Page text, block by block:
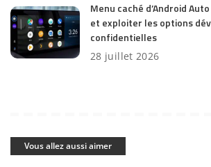
Menu caché d’Android
et exploiter les options
confidentielles
28 juillet 2026
Vous allez aussi aimer